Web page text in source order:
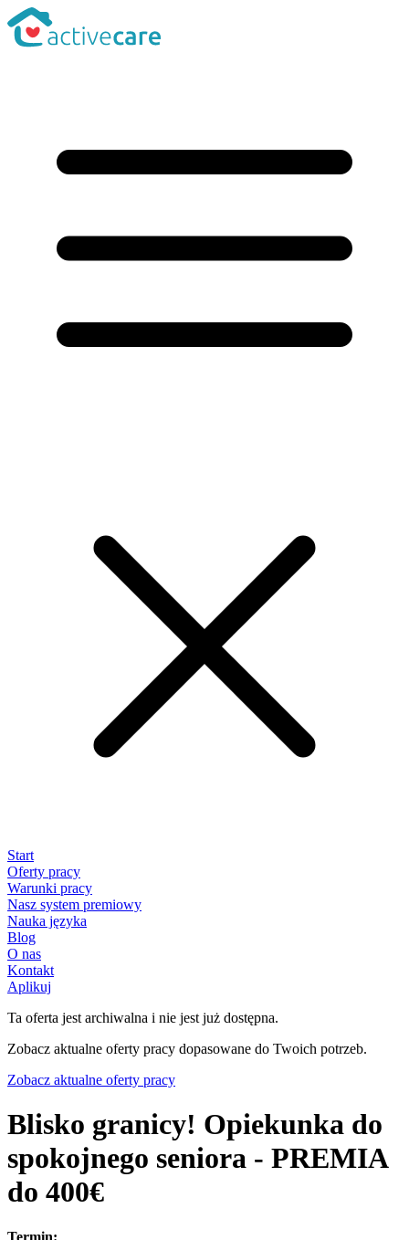
Start
Oferty pracy
Warunki pracy
Nasz system premiowy
Nauka języka
Blog
O nas
Kontakt
Aplikuj
Ta oferta jest archiwalna i nie jest już dostępna.
Zobacz aktualne oferty pracy dopasowane do Twoich potrzeb.
Zobacz aktualne oferty pracy
Blisko granicy! Opiekunka do
spokojnego seniora - PREMIA
do 400€
Termin: